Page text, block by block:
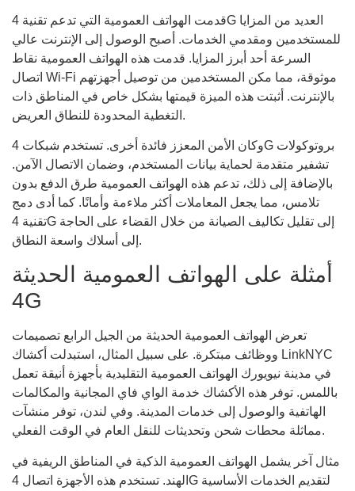
قدمت الهواتف العمومية التي تدعم تقنية 4G العديد من المزايا
للمستخدمين ومقدمي الخدمات. أصبح الوصول إلى الإنترنت عالي
السرعة أحد أبرز المزايا. قدمت هذه الهواتف العمومية نقاط
اتصال Wi-Fi موثوقة، مما مكن المستخدمين من توصيل أجهزتهم
بالإنترنت. أثبتت هذه الميزة قيمتها بشكل خاص في المناطق ذات
التغطية المحدودة للنطاق العريض.
وكان الأمن المعزز فائدة أخرى. تستخدم شبكات 4G بروتوكولات
تشفير متقدمة لحماية بيانات المستخدم، وضمان الاتصال الآمن.
بالإضافة إلى ذلك، تدعم هذه الهواتف العمومية طرق الدفع بدون
تلامس، مما يجعل المعاملات أكثر ملاءمة وأمانًا. كما أدى دمج
تقنية 4G إلى تقليل تكاليف الصيانة من خلال القضاء على الحاجة
إلى أسلاك واسعة النطاق.
أمثلة على الهواتف العمومية الحديثة
4G
تعرض الهواتف العمومية الحديثة من الجيل الرابع تصميمات
ووظائف مبتكرة. على سبيل المثال، استبدلت أكشاك LinkNYC
في مدينة نيويورك الهواتف العمومية التقليدية بأجهزة أنيقة تعمل
باللمس. توفر هذه الأكشاك خدمة الواي فاي المجانية والمكالمات
الهاتفية والوصول إلى خدمات المدينة. وفي لندن، توفر منشآت
مماثلة محطات شحن وتحديثات للنقل العام في الوقت الفعلي.
مثال آخر يشمل الهواتف العمومية الذكية في المناطق الريفية في
الهند. تستخدم هذه الأجهزة اتصال 4G لتقديم الخدمات الأساسية